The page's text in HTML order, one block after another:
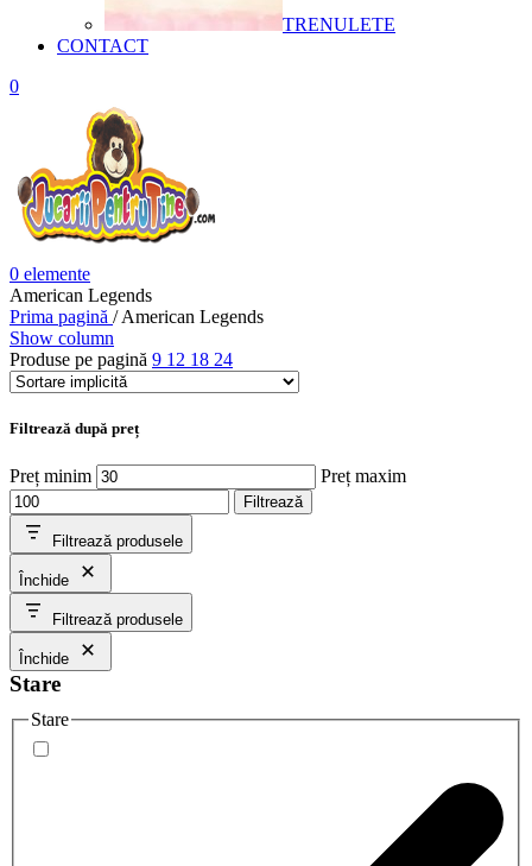
TRENULETE
CONTACT
0
0 elemente
American Legends
Prima pagină / American Legends
Show column
Produse pe pagină 9 12 18 24
Filtrează după preț
Preț minim Preț maxim
Filtrează
Filtrează produsele
Închide
Filtrează produsele
Închide
Stare
Stare